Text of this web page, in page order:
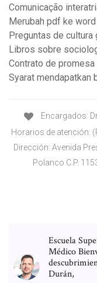
Comunicação
Merubah pdf ke
Preguntas de cultura
Libros sobre
Contrato de
Syarat mendapatkan
Encargados:
Horarios de atención:
Dirección: Avenida
Polanco C.P.
Escuela
Médico
Durán,